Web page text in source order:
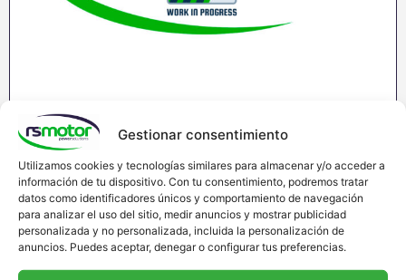
Gestionar consentimiento
Utilizamos cookies y tecnologías similares para almacenar y/o acceder a
información de tu dispositivo. Con tu consentimiento, podremos tratar
datos como identificadores únicos y comportamiento de navegación
para analizar el uso del sitio, medir anuncios y mostrar publicidad
personalizada y no personalizada, incluida la personalización de
anuncios. Puedes aceptar, denegar o configurar tus preferencias.
Manta Aislante MWM RS-12409504
Estera aislante MWM RS-12409504
Apropiado para motores MWM y modelos varios
Referencia MWM: 1240-9504 , 1240 9504 ,
12409504